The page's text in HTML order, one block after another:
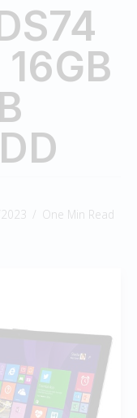
One Min Read